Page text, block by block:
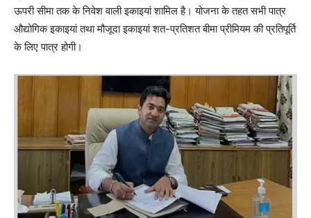
ऊपरी सीमा तक के निवेश वाली इकाइयां शामिल है। योजना के तहत सभी पात्र
औद्योगिक इकाइयां तथा मौजूदा इकाइयां शत-प्रतिशत बीमा प्रीमियम की प्रतिपूर्ति
के लिए पात्र होगी।